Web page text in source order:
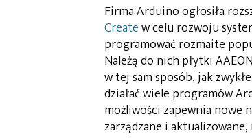
Firma Arduino ogłosiła
Createw celu rozwoju
programować rozmaite
Należą do nich płytki
w tej sam sposób, jak
działać wiele programów
możliwości zapewnia nowe
zarządzane i